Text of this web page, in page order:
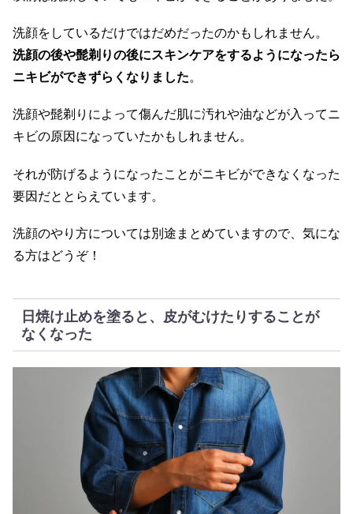
洗顔をしているだけではだめだったのかもしれません。
洗顔の後や髭剃りの後にスキンケアをするようになったら
ニキビができずらくなりました。
洗顔や髭剃りによって傷んだ肌に汚れや油などが入ってニ
キビの原因になっていたかもしれません。
それが防げるようになったことがニキビができなくなった
要因だととらえています。
洗顔のやり方については別途まとめていますので、気にな
る方はどうぞ！
日焼け止めを塗ると、皮がむけたりすることが
なくなった